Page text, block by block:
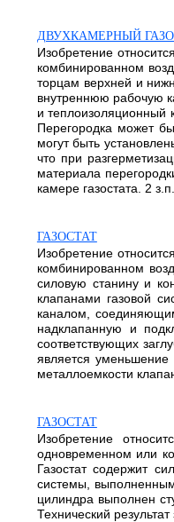
ДВУХКАМЕРНЫЙ
Изобретение
комбинированном
торцам верхней и
внутреннюю рабочую
и теплоизоляционный
Перегородка может
могут быть
что при
материала
камере газостата. 2
ГАЗОСТАТ
Изобретение
комбинированном
силовую станину и
клапанами газовой
каналом,
надклапанную и
соответствующих
является уменьшение
металлоемкости
ГАЗОСТАТ
Изобретение
одновременном или
Газостат содержит
системы,
цилиндра выполнен
Технический